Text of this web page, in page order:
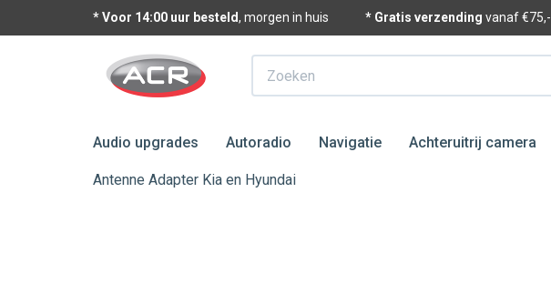
* Voor 14:00 uur besteld, morgen in huis * Gratis verzending vanaf €75,-
Zoeken
Audio upgrades Autoradio Navigatie Achteruitrij camera
Antenne Adapter Kia en Hyundai